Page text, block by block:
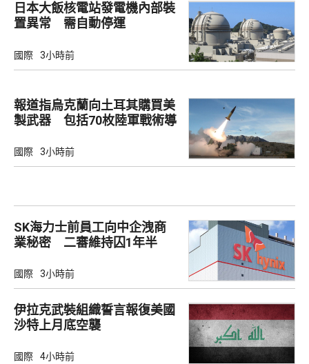
日本大飯核電站發電機內部裝
置異常 需自動停運
國際 3小時前
報道指烏克蘭向土耳其購買美
製武器 包括70枚陸軍戰術導
國際 3小時前
SK海力士前員工向中企洩商
業秘密 二審維持囚1年半
國際 3小時前
伊拉克武裝組織誓言報復美國
沙特上月底空襲
國際 4小時前